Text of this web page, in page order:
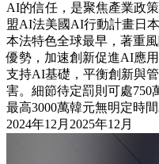
AI的信任，是聚焦產業政
盟AI法美國AI行動計畫日
本法特色全球最早，著重
優勢，加速創新促進AI應
支持AI基礎，平衡創新與
害。細節待定罰則可處750
最高3000萬韓元無明定時間
2024年12月2025年12月